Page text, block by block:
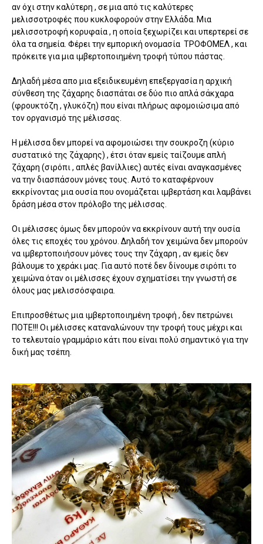
αν όχι στην καλύτερη , σε μια από τις καλύτερες
μελισσοτροφές που κυκλοφορούν στην Ελλάδα. Μια
μελισσοτροφή κορυφαία , η οποία ξεχωρίζει και υπερτερεί σε
όλα τα σημεία. Φέρει την εμπορική ονομασία ΤΡΟΦΟΜΕΛ , και
πρόκειτε για μια ιμβερτοποιημένη τροφή τύπου πάστας.
Δηλαδή μέσα απο μια εξειδικευμένη επεξεργασία η αρχική
σύνθεση της ζάχαρης διασπάται σε δύο πιο απλά σάκχαρα
(φρουκτόζη , γλυκόζη) που είναι πλήρως αφομοιώσιμα από
τον οργανισμό της μέλισσας.
Η μέλισσα δεν μπορεί να αφομοιώσει την σουκροζη (κύριο
συστατικό της ζάχαρης) , έτσι όταν εμείς ταίζουμε απλή
ζάχαρη (σιρόπι , απλές βανίλλιες) αυτές είναι αναγκασμένες
να την διασπάσουν μόνες τους. Αυτό το καταφέρνουν
εκκρίνοντας μια ουσία που ονομάζεται ιμβερτάση και λαμβάνει
δράση μέσα στον πρόλοβο της μέλισσας.
Οι μέλισσες όμως δεν μπορούν να εκκρίνουν αυτή την ουσία
όλες τις εποχές του χρόνου. Δηλαδή τον χειμώνα δεν μπορούν
να ιμβερτοποιήσουν μόνες τους την ζάχαρη , αν εμείς δεν
βάλουμε το χεράκι μας. Για αυτό ποτέ δεν δίνουμε σιρόπι το
χειμώνα όταν οι μέλισσες έχουν σχηματίσει την γνωστή σε
όλους μας μελισσόσφαιρα.
Επιπροσθέτως μια ιμβερτοποιημένη τροφή , δεν πετρώνει
ΠΟΤΕ!!! Οι μέλισσες καταναλώνουν την τροφή τους μέχρι και
το τελευταίο γραμμάριο κάτι που είναι πολύ σημαντικό για την
δική μας τσέπη.